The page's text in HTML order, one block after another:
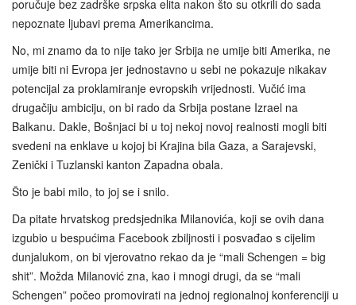
poručuje bez zadrške srpska elita nakon što su otkrili do sada
nepoznate ljubavi prema Amerikancima.
No, mi znamo da to nije tako jer Srbija ne umije biti Amerika, ne
umije biti ni Evropa jer jednostavno u sebi ne pokazuje nikakav
potencijal za proklamiranje evropskih vrijednosti. Vučić ima
drugačiju ambiciju, on bi rado da Srbija postane Izrael na
Balkanu. Dakle, Bošnjaci bi u toj nekoj novoj realnosti mogli biti
svedeni na enklave u kojoj bi Krajina bila Gaza, a Sarajevski,
Zenički i Tuzlanski kanton Zapadna obala.
Što je babi milo, to joj se i snilo.
Da pitate hrvatskog predsjednika Milanovića, koji se ovih dana
izgubio u bespućima Facebook zbiljnosti i posvađao s cijelim
dunjalukom, on bi vjerovatno rekao da je “mali Schengen = big
shit”. Možda Milanović zna, kao i mnogi drugi, da se “mali
Schengen” počeo promovirati na jednoj regionalnoj konferenciji u